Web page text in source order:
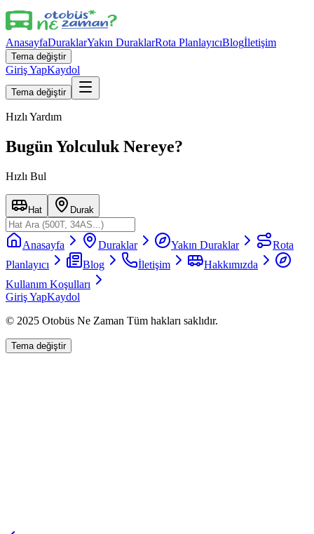
AnasayfaDuraklarYakın DuraklarRota PlanlayıcıBlogİletişim
Tema değiştir
Giriş YapKaydol
Tema değiştir
Hızlı Yardım
Bugün Yolculuk Nereye?
Hızlı Bul
Hat Durak
Anasayfa Duraklar Yakın Duraklar
Rota
Planlayıcı
Blog İletişim
Hakkımızda
Kullanım Koşulları
Giriş YapKaydol
© 2025 Otobüs Ne Zaman Tüm hakları saklıdır.
Tema değiştir